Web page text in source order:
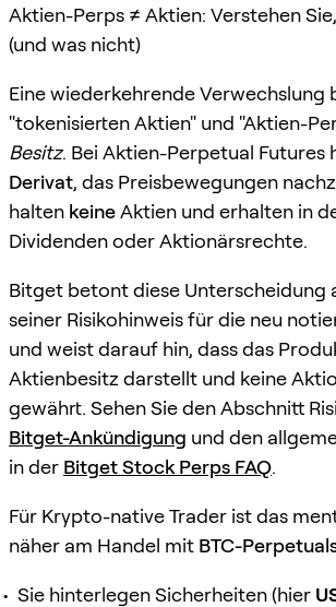
Aktien-Perps ≠ Aktien: Verstehen
(und was nicht)
Eine wiederkehrende Verwechslung
"tokenisierten Aktien" und "Aktien-
Besitz. Bei Aktien-Perpetual Futures
Derivat, das Preisbewegungen
halten keineAktien und erhalten in
Dividenden oder Aktionärsrechte.
Bitget betont diese Unterscheidung
seiner Risikohinweis für die neu
und weist darauf hin, dass das
Aktienbesitz darstellt und keine
gewährt. Sehen Sie den Abschnitt
Bitget-Ankündigung und den
in der Bitget Stock Perps FAQ.
Für Krypto-native Trader ist das
näher am Handel mit BTC-
Sie hinterlegen Sicherheiten (hier